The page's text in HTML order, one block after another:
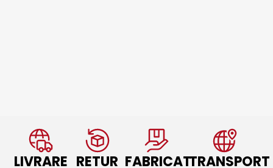
LIVRARE RETUR FABRICATTRANSPORT